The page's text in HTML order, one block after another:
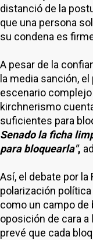
distanció de la
que una persona
su condena es
A pesar de la
la media sanción,
escenario complejo
kirchnerismo
suficientes para
Senado la ficha
para bloquearla",
Así, el debate por la
polarización
como un campo de
oposición de cara
prevé que cada